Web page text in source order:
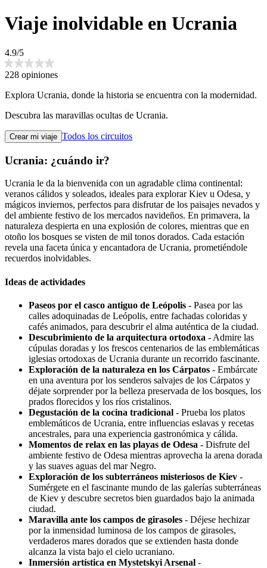
Viaje inolvidable en Ucrania
4.9/5
228 opiniones
Explora Ucrania, donde la historia se encuentra con la modernidad.
Descubra las maravillas ocultas de Ucrania.
Crear mi viaje Todos los circuitos
Ucrania: ¿cuándo ir?
Ucrania le da la bienvenida con un agradable clima continental:
veranos cálidos y soleados, ideales para explorar Kiev u Odesa, y
mágicos inviernos, perfectos para disfrutar de los paisajes nevados y
del ambiente festivo de los mercados navideños. En primavera, la
naturaleza despierta en una explosión de colores, mientras que en
otoño los bosques se visten de mil tonos dorados. Cada estación
revela una faceta única y encantadora de Ucrania, prometiéndole
recuerdos inolvidables.
Ideas de actividades
Paseos por el casco antiguo de Leópolis - Pasea por las
calles adoquinadas de Leópolis, entre fachadas coloridas y
cafés animados, para descubrir el alma auténtica de la ciudad.
Descubrimiento de la arquitectura ortodoxa - Admire las
cúpulas doradas y los frescos centenarios de las emblemáticas
iglesias ortodoxas de Ucrania durante un recorrido fascinante.
Exploración de la naturaleza en los Cárpatos - Embárcate
en una aventura por los senderos salvajes de los Cárpatos y
déjate sorprender por la belleza preservada de los bosques, los
prados florecidos y los ríos cristalinos.
Degustación de la cocina tradicional - Prueba los platos
emblemáticos de Ucrania, entre influencias eslavas y recetas
ancestrales, para una experiencia gastronómica y cálida.
Momentos de relax en las playas de Odesa - Disfrute del
ambiente festivo de Odesa mientras aprovecha la arena dorada
y las suaves aguas del mar Negro.
Exploración de los subterráneos misteriosos de Kiev -
Sumérgete en el fascinante mundo de las galerías subterráneas
de Kiev y descubre secretos bien guardados bajo la animada
ciudad.
Maravilla ante los campos de girasoles - Déjese hechizar
por la inmensidad luminosa de los campos de girasoles,
verdaderos mares dorados que se extienden hasta donde
alcanza la vista bajo el cielo ucraniano.
Inmersión artística en Mystetskyi Arsenal -